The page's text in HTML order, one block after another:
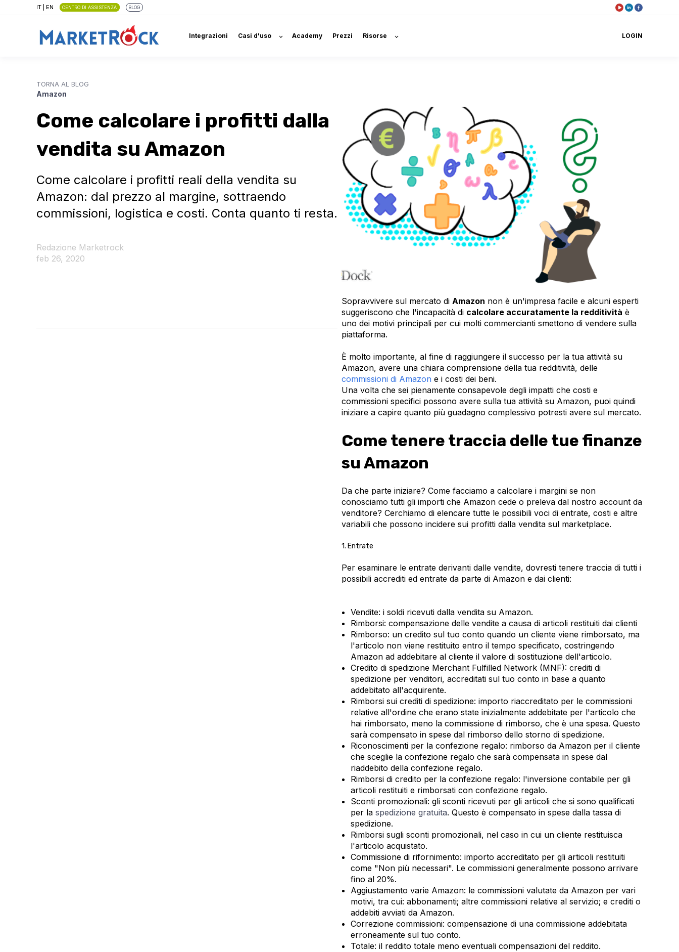
IT EN CENTRO DI ASSISTENZA BLOG
Integrazioni Casi d'uso Academy Prezzi Risorse LOGIN
TORNA AL BLOG
Amazon
Come calcolare i profitti dalla
vendita su Amazon
Come calcolare i profitti reali della vendita su
Amazon: dal prezzo al margine, sottraendo
commissioni, logistica e costi. Conta quanto ti resta.
Redazione Marketrock
feb 26, 2020
Sopravvivere sul mercato di Amazon non è un'impresa facile e alcuni esperti
suggeriscono che l'incapacità di calcolare accuratamente la redditività è
uno dei motivi principali per cui molti commercianti smettono di vendere sulla
piattaforma.
È molto importante, al fine di raggiungere il successo per la tua attività su
Amazon, avere una chiara comprensione della tua redditività, delle
commissioni di Amazon e i costi dei beni.
Una volta che sei pienamente consapevole degli impatti che costi e
commissioni specifici possono avere sulla tua attività su Amazon, puoi quindi
iniziare a capire quanto più guadagno complessivo potresti avere sul mercato.
Come tenere traccia delle tue finanze
su Amazon
Da che parte iniziare? Come facciamo a calcolare i margini se non
conosciamo tutti gli importi che Amazon cede o preleva dal nostro account da
venditore? Cerchiamo di elencare tutte le possibili voci di entrate, costi e altre
variabili che possono incidere sui profitti dalla vendita sul marketplace.
1. Entrate
Per esaminare le entrate derivanti dalle vendite, dovresti tenere traccia di tutti i
possibili accrediti ed entrate da parte di Amazon e dai clienti:
Vendite: i soldi ricevuti dalla vendita su Amazon.
Rimborsi: compensazione delle vendite a causa di articoli restituiti dai clienti
Rimborso: un credito sul tuo conto quando un cliente viene rimborsato, ma
l'articolo non viene restituito entro il tempo specificato, costringendo
Amazon ad addebitare al cliente il valore di sostituzione dell'articolo.
Credito di spedizione Merchant Fulfilled Network (MNF): crediti di
spedizione per venditori, accreditati sul tuo conto in base a quanto
addebitato all'acquirente.
Rimborsi sui crediti di spedizione: importo riaccreditato per le commissioni
relative all'ordine che erano state inizialmente addebitate per l'articolo che
hai rimborsato, meno la commissione di rimborso, che è una spesa. Questo
sarà compensato in spese dal rimborso dello storno di spedizione.
Riconoscimenti per la confezione regalo: rimborso da Amazon per il cliente
che sceglie la confezione regalo che sarà compensata in spese dal
riaddebito della confezione regalo.
Rimborsi di credito per la confezione regalo: l'inversione contabile per gli
articoli restituiti e rimborsati con confezione regalo.
Sconti promozionali: gli sconti ricevuti per gli articoli che si sono qualificati
per la spedizione gratuita. Questo è compensato in spese dalla tassa di
spedizione.
Rimborsi sugli sconti promozionali, nel caso in cui un cliente restituisca
l'articolo acquistato.
Commissione di rifornimento: importo accreditato per gli articoli restituiti
come "Non più necessari". Le commissioni generalmente possono arrivare
fino al 20%.
Aggiustamento varie Amazon: le commissioni valutate da Amazon per vari
motivi, tra cui: abbonamenti; altre commissioni relative al servizio; e crediti o
addebiti avviati da Amazon.
Correzione commissioni: compensazione di una commissione addebitata
erroneamente sul tuo conto.
Totale: il reddito totale meno eventuali compensazioni del reddito.